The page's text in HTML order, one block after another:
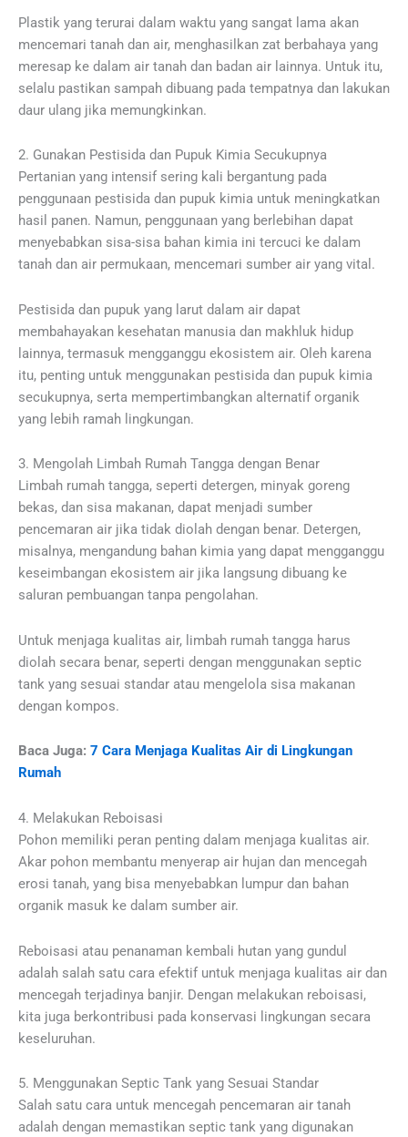
Plastik yang terurai dalam waktu yang sangat lama akan
mencemari tanah dan air, menghasilkan zat berbahaya yang
meresap ke dalam air tanah dan badan air lainnya. Untuk itu,
selalu pastikan sampah dibuang pada tempatnya dan lakukan
daur ulang jika memungkinkan.
2. Gunakan Pestisida dan Pupuk Kimia Secukupnya
Pertanian yang intensif sering kali bergantung pada
penggunaan pestisida dan pupuk kimia untuk meningkatkan
hasil panen. Namun, penggunaan yang berlebihan dapat
menyebabkan sisa-sisa bahan kimia ini tercuci ke dalam
tanah dan air permukaan, mencemari sumber air yang vital.
Pestisida dan pupuk yang larut dalam air dapat
membahayakan kesehatan manusia dan makhluk hidup
lainnya, termasuk mengganggu ekosistem air. Oleh karena
itu, penting untuk menggunakan pestisida dan pupuk kimia
secukupnya, serta mempertimbangkan alternatif organik
yang lebih ramah lingkungan.
3. Mengolah Limbah Rumah Tangga dengan Benar
Limbah rumah tangga, seperti detergen, minyak goreng
bekas, dan sisa makanan, dapat menjadi sumber
pencemaran air jika tidak diolah dengan benar. Detergen,
misalnya, mengandung bahan kimia yang dapat mengganggu
keseimbangan ekosistem air jika langsung dibuang ke
saluran pembuangan tanpa pengolahan.
Untuk menjaga kualitas air, limbah rumah tangga harus
diolah secara benar, seperti dengan menggunakan septic
tank yang sesuai standar atau mengelola sisa makanan
dengan kompos.
Baca Juga: 7 Cara Menjaga Kualitas Air di Lingkungan
Rumah
4. Melakukan Reboisasi
Pohon memiliki peran penting dalam menjaga kualitas air.
Akar pohon membantu menyerap air hujan dan mencegah
erosi tanah, yang bisa menyebabkan lumpur dan bahan
organik masuk ke dalam sumber air.
Reboisasi atau penanaman kembali hutan yang gundul
adalah salah satu cara efektif untuk menjaga kualitas air dan
mencegah terjadinya banjir. Dengan melakukan reboisasi,
kita juga berkontribusi pada konservasi lingkungan secara
keseluruhan.
5. Menggunakan Septic Tank yang Sesuai Standar
Salah satu cara untuk mencegah pencemaran air tanah
adalah dengan memastikan septic tank yang digunakan